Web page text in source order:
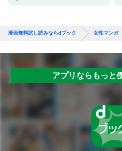
漫画無料試し読みならdブック 女性マンガ
アプリならもっと